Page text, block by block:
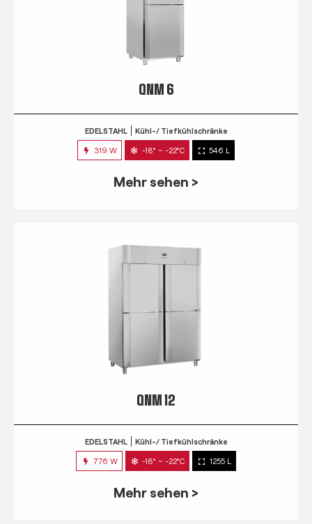
QNM 6
EDELSTAHL Kühl-/ Tiefkühlschränke
319 W -18° ~ -22°C 546 L
Mehr sehen >
QNM 12
EDELSTAHL Kühl-/ Tiefkühlschränke
776 W -18° ~ -22°C 1255 L
Mehr sehen >